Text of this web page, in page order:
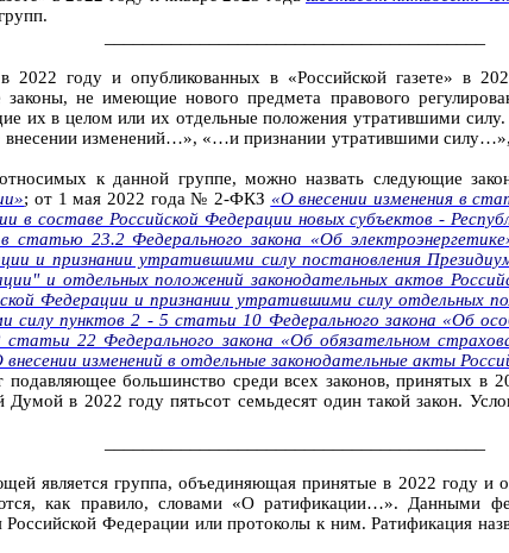
году и опубликованных в «Российской газете» в
не имеющие нового предмета правового
их в целом или их отдельные положения утратившими
внесении изменений…», «…и признании утратившими
относимых к данной группе, можно назвать следующие
; от 1 мая 2022 года № 2-ФКЗ «О внесении изменения в
в составе Российской Федерации новых субъектов -
статью 23.2 Федерального закона «Об
и признании утратившими силу постановления
и отдельных положений законодательных актов
Федерации и признании утратившими силу отдельных
силу пунктов 2 - 5 статьи 10 Федерального закона «Об
22 Федерального закона «Об обязательном
изменений в отдельные законодательные акты
подавляющее большинство среди всех законов, принятых в
Думой в 2022 годупятьсот семьдесят один такой закон.
является группа, объединяющая принятые в 2022 году и
как правило, словами «О ратификации…». Данными
Федерации или протоколы к ним. Ратификация